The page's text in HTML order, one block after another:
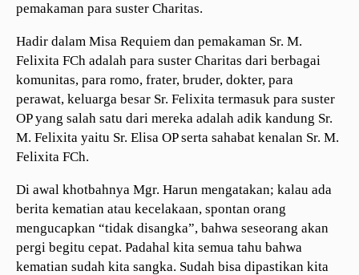
pemakaman para suster Charitas.
Hadir dalam Misa Requiem dan pemakaman Sr. M.
Felixita FCh adalah para suster Charitas dari berbagai
komunitas, para romo, frater, bruder, dokter, para
perawat, keluarga besar Sr. Felixita termasuk para suster
OP yang salah satu dari mereka adalah adik kandung Sr.
M. Felixita yaitu Sr. Elisa OP serta sahabat kenalan Sr. M.
Felixita FCh.
Di awal khotbahnya Mgr. Harun mengatakan; kalau ada
berita kematian atau kecelakaan, spontan orang
mengucapkan “tidak disangka”, bahwa seseorang akan
pergi begitu cepat. Padahal kita semua tahu bahwa
kematian sudah kita sangka. Sudah bisa dipastikan kita